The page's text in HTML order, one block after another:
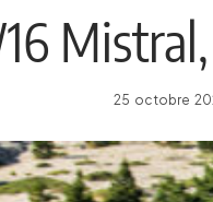
25 octobre